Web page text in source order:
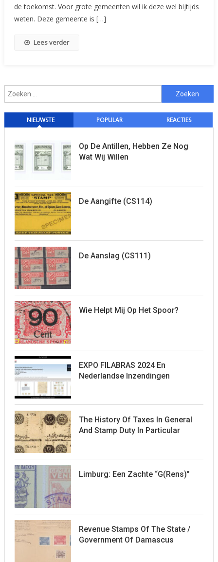
(I)
de toekomst. Voor grote gemeenten wil ik deze wel bijtijds
weten. Deze gemeente is […]
Lees verder
Zoeken
naar:
NIEUWSTE POPULAR REACTIES
Op De Antillen, Hebben Ze Nog
Wat Wij Willen
De Aangifte (CS114)
De Aanslag (CS111)
Wie Helpt Mij Op Het Spoor?
EXPO FILABRAS 2024 En
Nederlandse Inzendingen
The History Of Taxes In General
And Stamp Duty In Particular
Limburg: Een Zachte “G(rens)”
Revenue Stamps Of The State /
Government Of Damascus